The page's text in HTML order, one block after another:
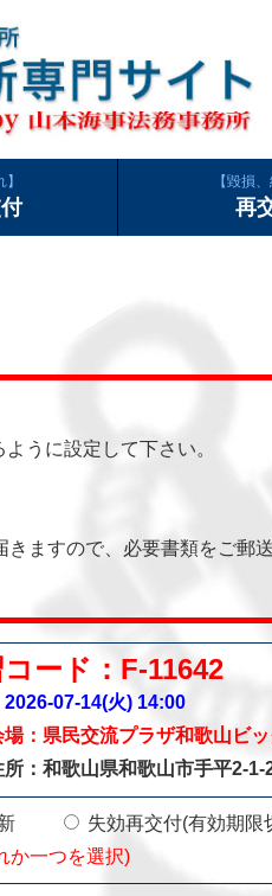
毀損、
再
うに設定して下さい。
ますので、必要書類をご郵
ード：F-11642
2026-07-14(火) 14:00
場：県民交流プラザ和歌山ビ
所：和歌山県和歌山市手平2-1-
失効再交付(有効期限
か一つを選択)